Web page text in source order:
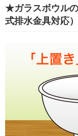
★ガラスボウル
式排水金具対応）